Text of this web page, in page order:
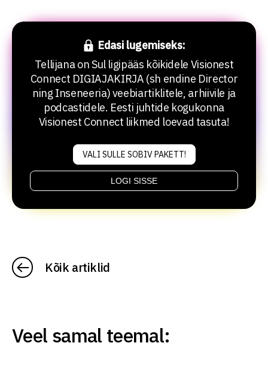
Edasi lugemiseks:
Tellijana on Sul ligipääs kõikidele Visionest
Connect DIGIAJAKIRJA (sh endine Director
ning Inseneeria) veebiartiklitele, arhiivile ja
podcastidele. Eesti juhtide kogukonna
Visionest Connect liikmed loevad tasuta!
VALI SULLE SOBIV PAKETT!
LOGI SISSE
Kõik artiklid
Veel samal teemal: